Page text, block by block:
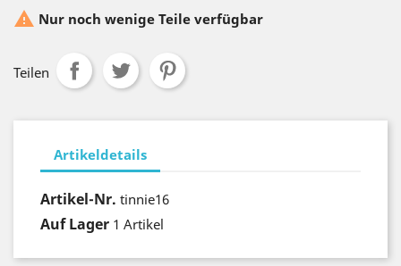
 Nur noch wenige Teile verfügbar
Teilen
Artikeldetails
Artikel-Nr. tinnie16
Auf Lager 1 Artikel